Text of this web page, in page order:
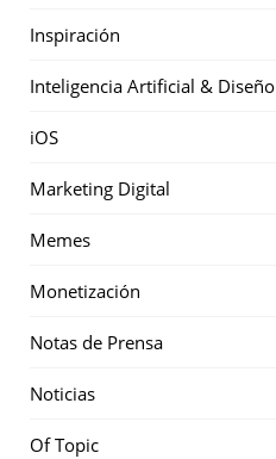
Inspiración
Inteligencia Artificial & Diseño
iOS
Marketing Digital
Memes
Monetización
Notas de Prensa
Noticias
Of Topic